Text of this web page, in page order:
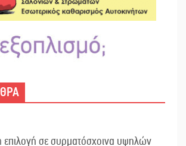
επιλογή σε συρματόσχοινα υψηλών